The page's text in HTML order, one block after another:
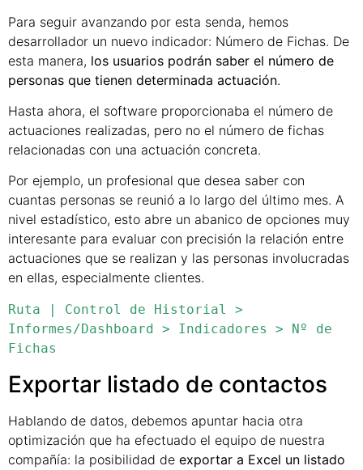
Para seguir avanzando por esta senda, hemos
desarrollador un nuevo indicador: Número de Fichas. De
esta manera, los usuarios podrán saber el número de
personas que tienen determinada actuación.
Hasta ahora, el software proporcionaba el número de
actuaciones realizadas, pero no el número de fichas
relacionadas con una actuación concreta.
Por ejemplo, un profesional que desea saber con
cuantas personas se reunió a lo largo del último mes. A
nivel estadístico, esto abre un abanico de opciones muy
interesante para evaluar con precisión la relación entre
actuaciones que se realizan y las personas involucradas
en ellas, especialmente clientes.
Ruta | Control de Historial >
Informes/Dashboard > Indicadores > Nº de
Fichas
Exportar listado de contactos
Hablando de datos, debemos apuntar hacia otra
optimización que ha efectuado el equipo de nuestra
compañía: la posibilidad de exportar a Excel un listado